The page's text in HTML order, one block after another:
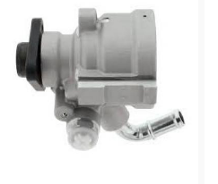
LOMBARDINI ACME